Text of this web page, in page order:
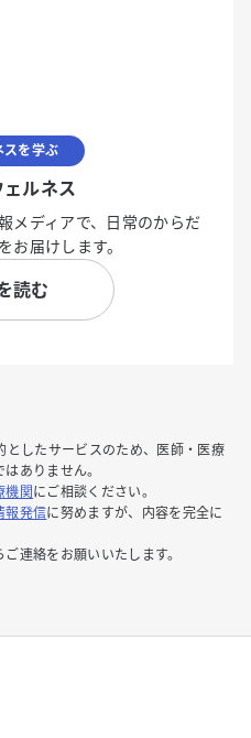
スを学ぶ
ルネス
メディアで、日常のからだ
お届けします。
読む
としたサービスのため、医師・医療
ありません。
機関 にご相談ください。
報発信に努めますが、内容を完全に
ご連絡をお願いいたします。